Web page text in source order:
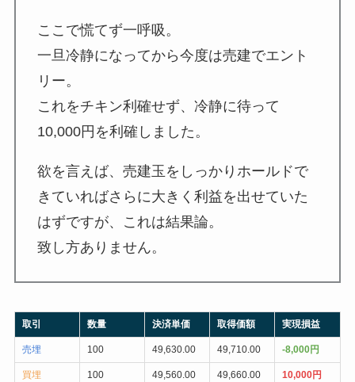
ここで慌てず一呼吸。
一旦冷静になってから今度は売建でエント
リー。
これをチキン利確せず、冷静に待って
10,000円を利確しました。
欲を言えば、売建玉をしっかりホールドで
きていればさらに大きく利益を出せていた
はずですが、これは結果論。
致し方ありません。
取引 数量 決済単価 取得価額 実現損益
売埋 100 49,630.00 49,710.00 -8,000円
買埋 100 49,560.00 49,660.00 10,000円